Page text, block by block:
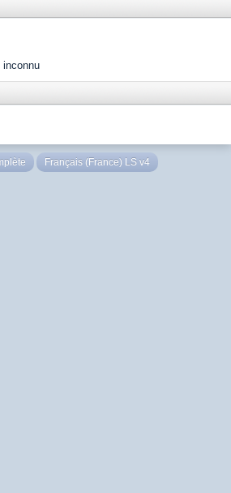
inconnu
Français (France) LS v4